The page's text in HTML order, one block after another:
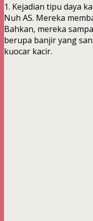
1. Kejadian tipu daya
Nuh AS. Mereka
Bahkan, mereka
berupa banjir yang
kuocar kacir.